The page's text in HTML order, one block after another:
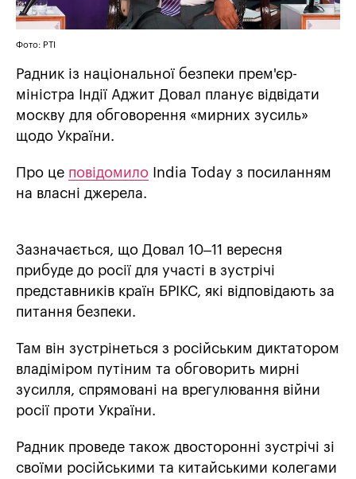
Фото: PTI
Радник із національної безпеки прем'єр-
міністра Індії Аджит Довал планує відвідати
москву для обговорення «мирних зусиль»
щодо України.
Про це повідомило India Today з посиланням
на власні джерела.
Зазначається, що Довал 10–11 вересня
прибуде до росії для участі в зустрічі
представників країн БРІКС, які відповідають за
питання безпеки.
Там він зустрінеться з російським диктатором
владіміром путіним та обговорить мирні
зусилля, спрямовані на врегулювання війни
росії проти України.
Радник проведе також двосторонні зустрічі зі
своїми російськими та китайськими колегами